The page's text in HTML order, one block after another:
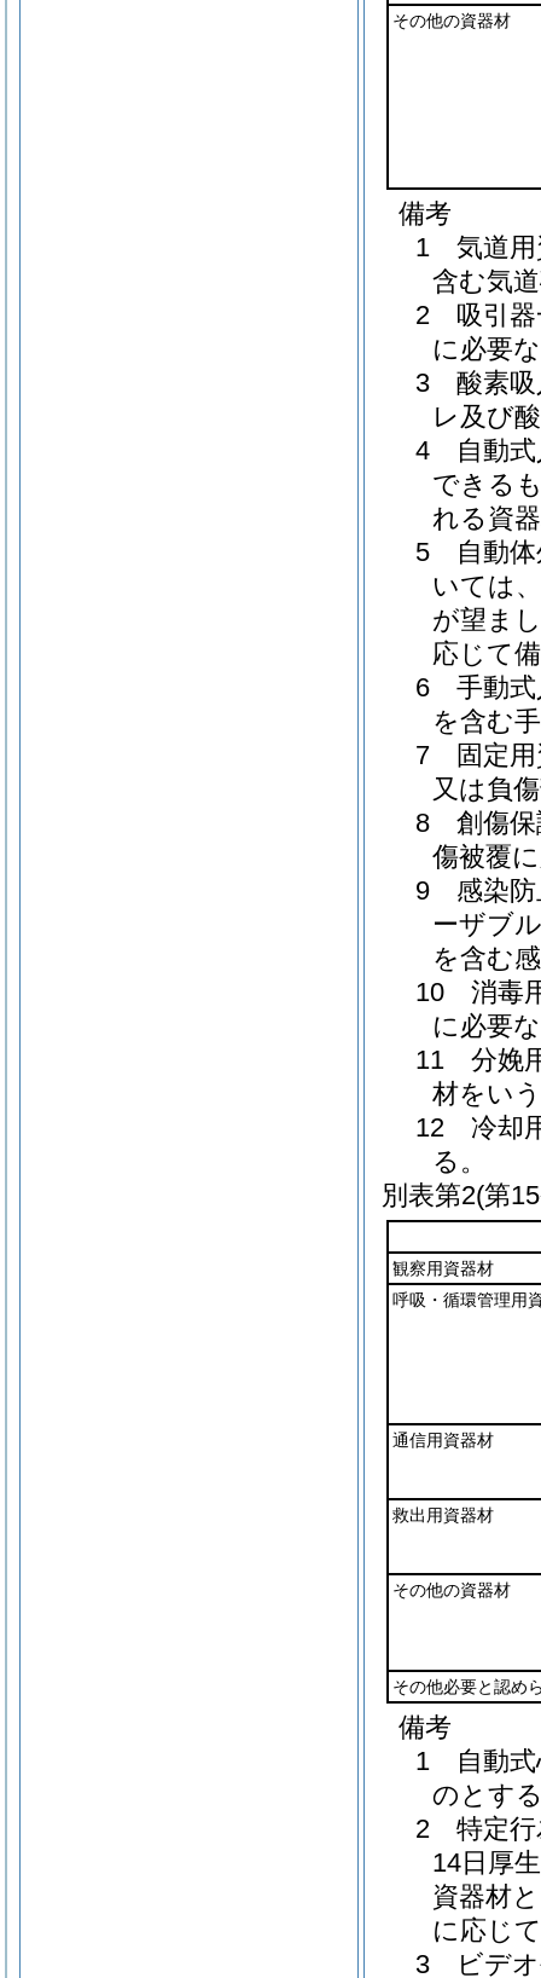
その他の資器材
備考
1 気道用
含む気
2 吸引器
に必要
3 酸素吸
レ及び
4 自動式
できる
れる資
5 自動体
いては
が望ま
応じて
6 手動式
を含む
7 固定用
又は負
8 創傷保
傷被覆
9 感染防
ーザブ
を含む
10 消毒
に必要
11 分娩
材をい
12 冷却
る。
別表第2(第
観察用資器材
呼吸・循環管理用
通信用資器材
救出用資器材
その他の資器材
その他必要と認め
備考
1 自動式
のとす
2 特定行
14日厚
資器材
に応じ
3 ビデオ